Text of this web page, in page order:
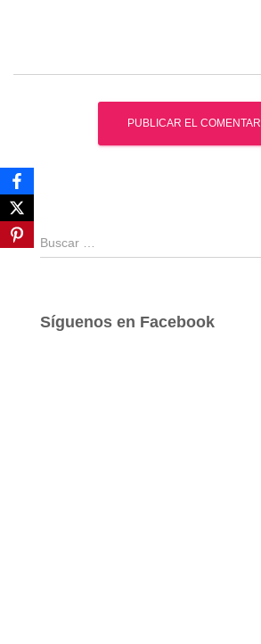
B
u
a
Síguenos en Facebook